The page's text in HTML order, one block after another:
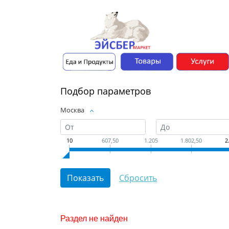
Подбор параметров
Москва
10 607,50 1.205 1.802,50
Раздел не найден